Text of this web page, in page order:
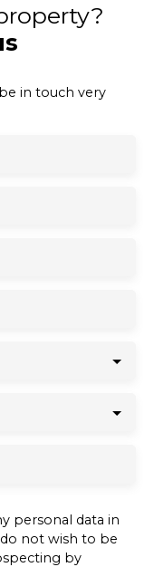
in touch very
personal data in
not wish to be
by